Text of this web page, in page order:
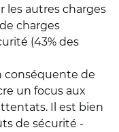
les autres charges
charges
(43% des
conséquente de
un focus aux
Il est bien
de sécurité -